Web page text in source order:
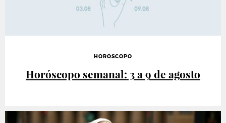
HORÓSCOPO
Horóscopo semanal: 3 a 9 de agosto